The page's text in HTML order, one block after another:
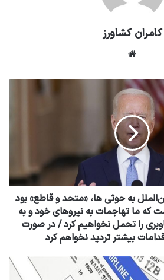
کامران کشاورز
به حوثی ها، «متحد و قاطع» بود
که ما تهاجمات به نیرو‌های خود و به
را تحمل نخواهیم کرد / در صورت
بیشتر تردید نخواهم کرد